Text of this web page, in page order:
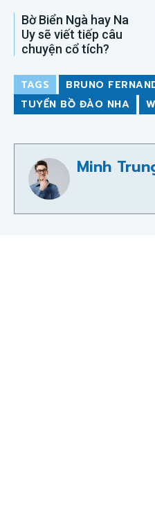
Bờ Biển Ngà hay Na
Uy sẽ viết tiếp câu
chuyện cổ tích?
TAGS
BRUNO
TUYỂN BỒ ĐÀO NHA
Minh